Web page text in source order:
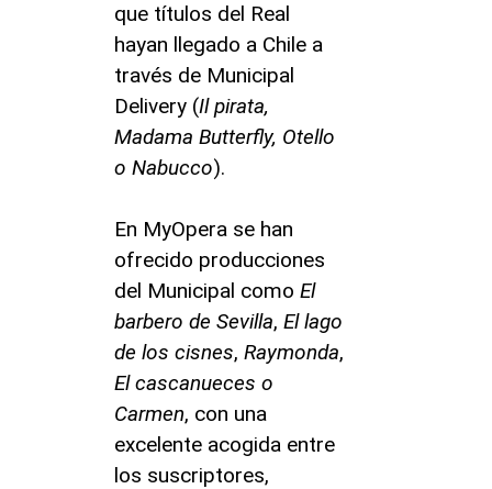
que títulos del Real
hayan llegado a Chile a
través de Municipal
Delivery (Il pirata,
Madama Butterfly, Otello
o Nabucco).
En MyOpera se han
ofrecido producciones
del Municipal como El
barbero de Sevilla, El lago
de los cisnes, Raymonda,
El cascanueces o
Carmen, con una
excelente acogida entre
los suscriptores,